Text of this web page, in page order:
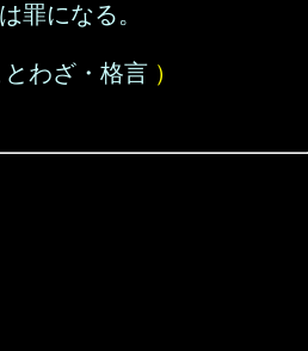
罪になる。
わざ・格言 ）